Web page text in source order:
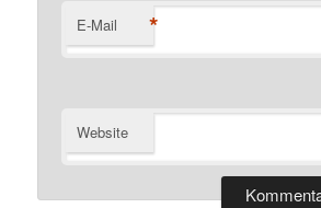
E-Mail *
Website